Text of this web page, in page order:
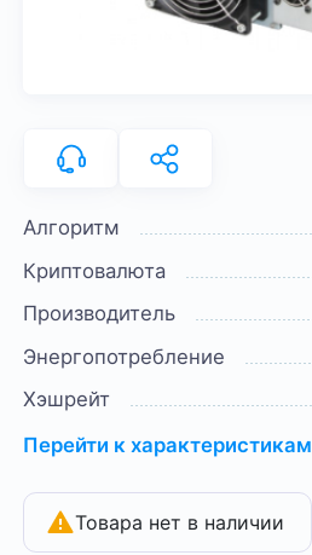
Алгоритм
Криптовалюта
Производитель
Энергопотребление
Хэшрейт
Перейти к характеристикам
Товара нет в наличии